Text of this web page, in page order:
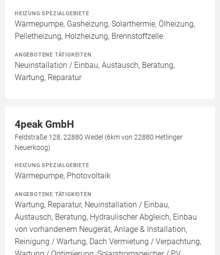
HEIZUNG SPEZIALGEBIETE
Wärmepumpe, Gasheizung, Solarthermie, Ölheizung,
Pelletheizung, Holzheizung, Brennstoffzelle
ANGEBOTENE TÄTIGKEITEN
Neuinstallation / Einbau, Austausch, Beratung,
Wartung, Reparatur
4peak GmbH
Feldstraße 128, 22880 Wedel (6km von 22880 Hetlinger
Neuerkoog)
HEIZUNG SPEZIALGEBIETE
Wärmepumpe, Photovoltaik
ANGEBOTENE TÄTIGKEITEN
Wartung, Reparatur, Neuinstallation / Einbau,
Austausch, Beratung, Hydraulischer Abgleich, Einbau
von vorhandenem Neugerät, Anlage & Installation,
Reinigung / Wartung, Dach Vermietung / Verpachtung,